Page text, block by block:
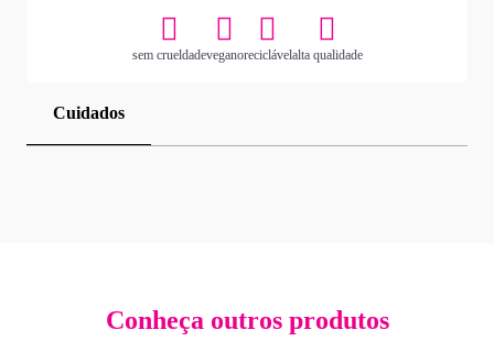
sem crueldadeveganoreciclávelalta qualidade
Cuidados
Conheça outros produtos